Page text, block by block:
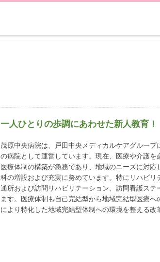
一人ひとりの歩調にあわせた新人教育！
茂原中央病院は、戸田中央メディカルケアグルー
の病院として運営しています。現在、医療や介護
医療体制の構築が急務であり、地域のニーズに対
科の増設および充実に努めています。特にリハビ
通所および訪問リハビリテーション、訪問看護ス
ます。医療体制も自己完結型から地域完結型医療
により特化した地域完結型体制への環境を整える